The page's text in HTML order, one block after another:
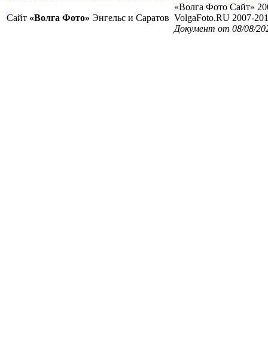
Сайт «Волга Фото» Энгельс и Саратов
«Волга Фото Сайт»
VolgaFoto.RU 2007-
Документ от 08/08/